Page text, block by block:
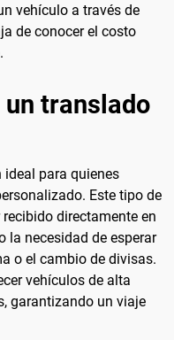
vehículo a través de
de conocer el costo
un translado
para quienes
Este tipo de
directamente en
la necesidad de esperar
o el cambio de divisas.
vehículos de alta
garantizando un viaje